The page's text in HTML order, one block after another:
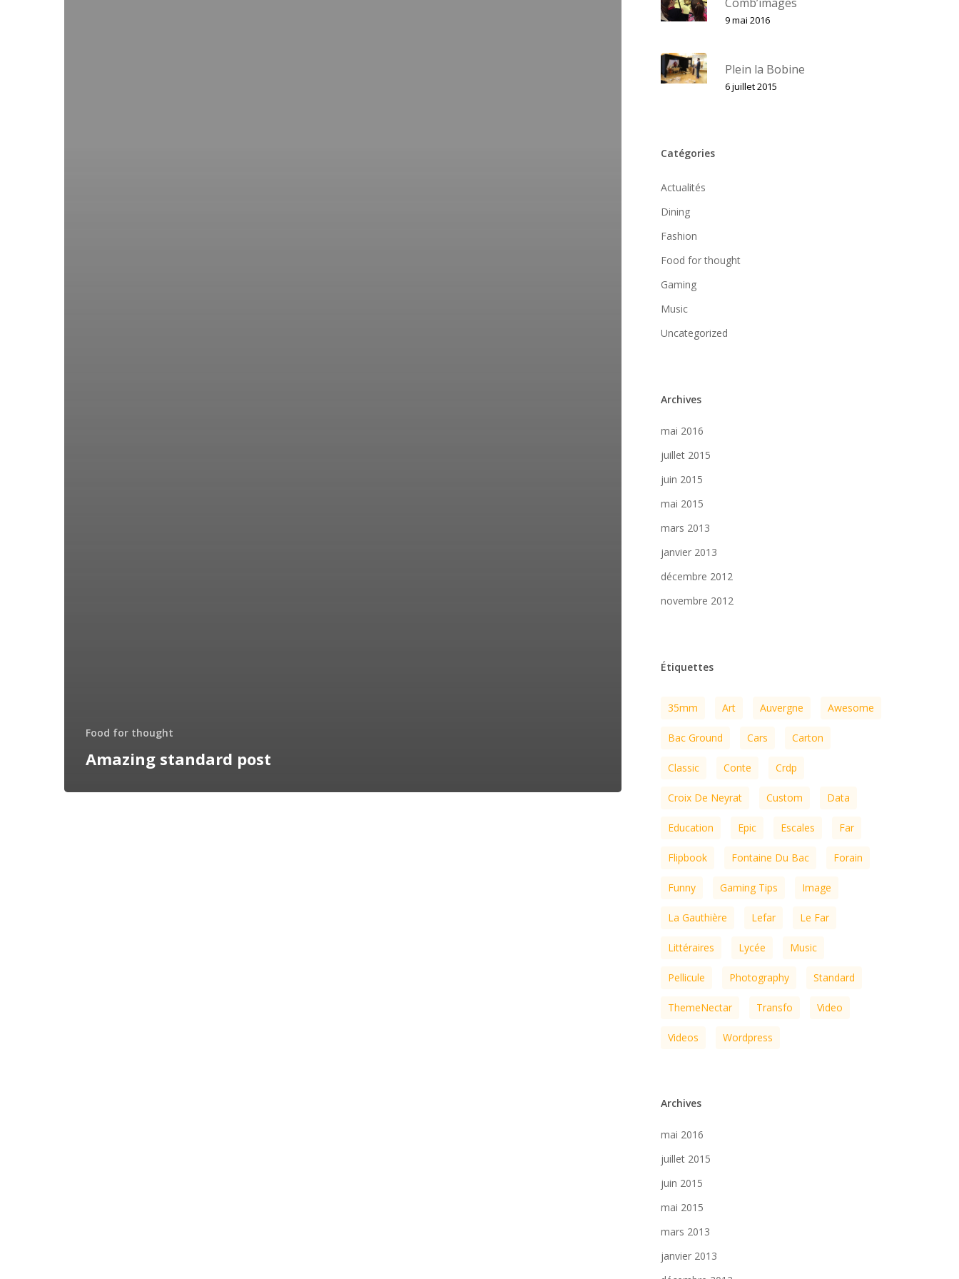
Food for thought
Amazing standard post
9 mai 2016
Plein la Bobine
6 juillet 2015
Catégories
Actualités
Dining
Fashion
Food for thought
Gaming
Music
Uncategorized
Archives
mai 2016
juillet 2015
juin 2015
mai 2015
mars 2013
janvier 2013
décembre 2012
novembre 2012
Étiquettes
35mm Art Auvergne Awesome
Bac Ground Cars Carton
Classic Conte Crdp
Croix De Neyrat Custom Data
Education Epic Escales Far
Flipbook Fontaine Du Bac Forain
Funny Gaming Tips Image
La Gauthière Lefar Le Far
Littéraires Lycée Music
Pellicule Photography Standard
ThemeNectar Transfo Video
Videos Wordpress
Archives
mai 2016
juillet 2015
juin 2015
mai 2015
mars 2013
janvier 2013